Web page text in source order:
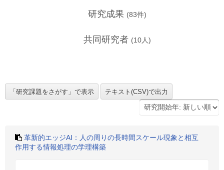
研究成果 (83件)
共同研究者 (10人)
革新的エッジAI：人の周りの長時間スケール現象と相互
作用する情報処理の学理構築